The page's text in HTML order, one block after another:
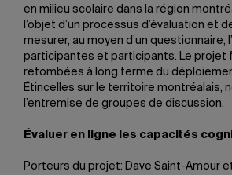
en milieu scolaire dans la région
l’objet d’un processus d’évaluation et
mesurer, au moyen d’un questionnaire,
participantes et participants. Le projet
retombées à long terme du
Étincelles sur le territoire montréalais,
l’entremise de groupes de discussion.
Évaluer en ligne les capacités
Porteurs du projet: Dave Saint-Amour